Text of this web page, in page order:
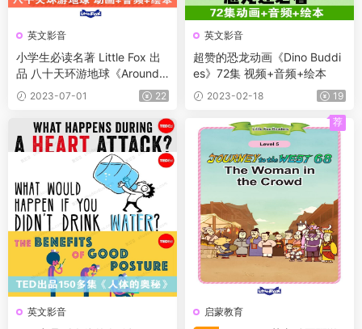
英文影音
小学生必读名著 Little Fox 出
品 八十天环游地球《Around t
he World in 80 Days》动画版
+音频+绘本
2023-07-01 22
英文影音
超赞的恐龙动画《Dino Buddi
es》72集 视频+音频+绘本
2023-02-18 19
英文影音
启蒙教育
荐